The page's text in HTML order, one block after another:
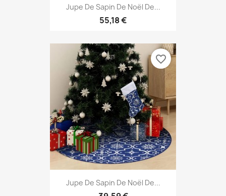
Jupe De Sapin De Noël De...
55,18 €
Jupe De Sapin De Noël De...
favorite_border